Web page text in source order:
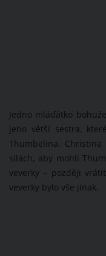
Jedno mláďátko
jeho větší sestra,
Thumbelina.
silách, aby mohli
veverky – později
veverky bylo vše jinak.